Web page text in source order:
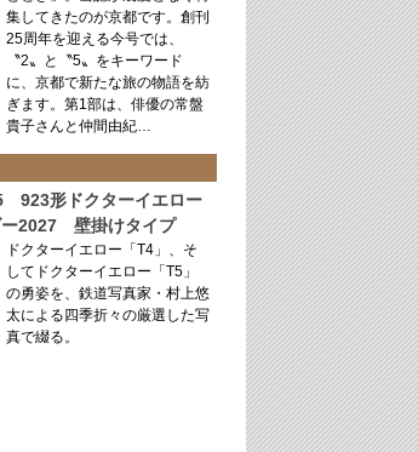
集してきたのが京都です。創刊
25周年を迎える今号では、
〝2〟と〝5〟をキーワード
に、京都で新たな旅の物語を紡
ぎます。第1部は、俳優の常盤
貴子さんと仲間由紀…
923形ドクターイエロー
ー2027 壁掛けタイプ
ドクターイエロー「T4」、そ
してドクターイエロー「T5」
の勇姿を、鉄道写真家・村上悠
太による四季折々の厳選した写
真で綴る。